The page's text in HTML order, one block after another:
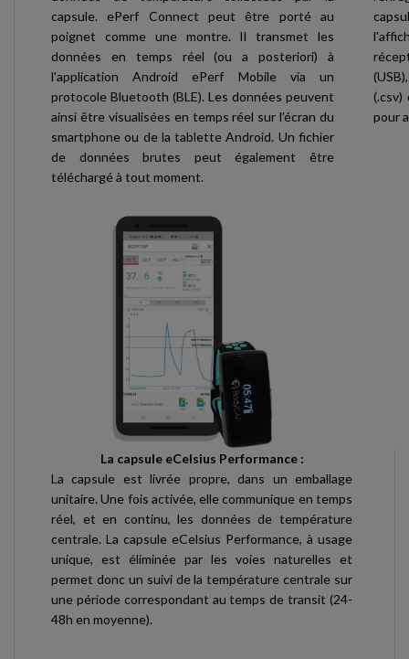
capsule. ePerf Connect peut être porté au
poignet comme une montre. Il transmet les
données en temps réel (ou a posteriori) à
l'application Android ePerf Mobile via un
protocole Bluetooth (BLE). Les données peuvent
ainsi être visualisées en temps réel sur l'écran du
smartphone ou de la tablette Android. Un fichier
de données brutes peut également être
téléchargé à tout moment.
pour
La capsule eCelsius Performance :
La capsule est livrée propre, dans un emballage
unitaire. Une fois activée, elle communique en temps
réel, et en continu, les données de température
centrale. La capsule eCelsius Performance, à usage
unique, est éliminée par les voies naturelles et
permet donc un suivi de la température centrale sur
une période correspondant au temps de transit (24-
48h en moyenne).